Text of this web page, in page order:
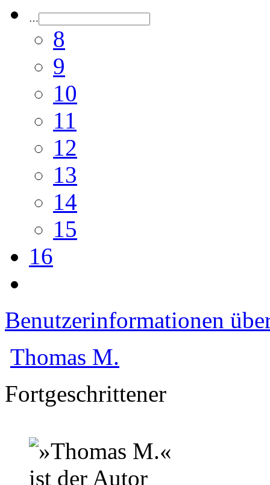
…
8
9
10
11
12
13
14
15
16
Benutzerinformationen
Thomas M.
Fortgeschrittener